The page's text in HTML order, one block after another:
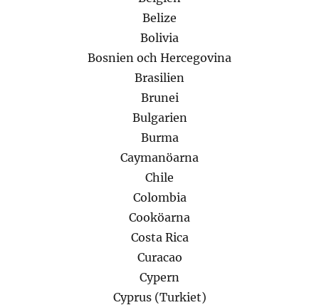
Belize
Bolivia
Bosnien och Hercegovina
Brasilien
Brunei
Bulgarien
Burma
Caymanöarna
Chile
Colombia
Cooköarna
Costa Rica
Curacao
Cypern
Cyprus (Turkiet)